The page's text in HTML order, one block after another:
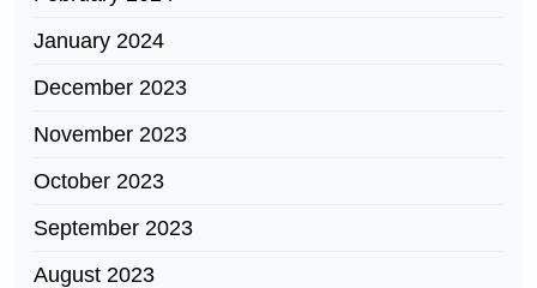
January 2024
December 2023
November 2023
October 2023
September 2023
August 2023